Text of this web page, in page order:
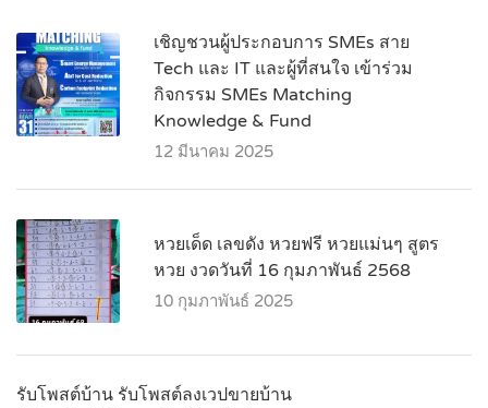
เชิญชวนผู้ประกอบการ SMEs สาย
Tech และ IT และผู้ที่สนใจ เข้าร่วม
กิจกรรม SMEs Matching
Knowledge & Fund
12 มีนาคม 2025
หวยเด็ด เลขดัง หวยฟรี หวยแม่นๆ สูตร
หวย งวดวันที่ 16 กุมภาพันธ์ 2568
10 กุมภาพันธ์ 2025
รับโพสต์บ้าน รับโพสต์ลงเวปขายบ้าน